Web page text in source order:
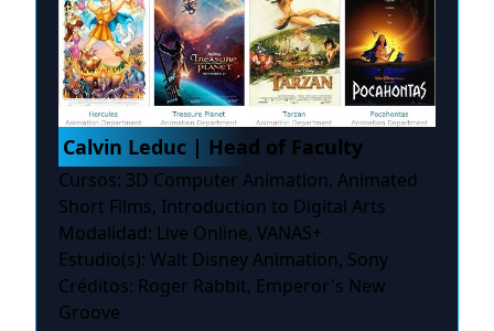
Calvin Leduc | Head of Faculty
Cursos: 3D Computer Animation, Animated
Short Films, Introduction to Digital Arts
Modalidad: Live Online, VANAS+
Estudio(s): Walt Disney Animation, Sony
Créditos: Roger Rabbit, Emperor's New
Groove